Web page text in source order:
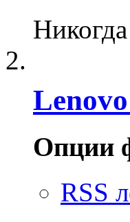
Никогда
Опции
RSS